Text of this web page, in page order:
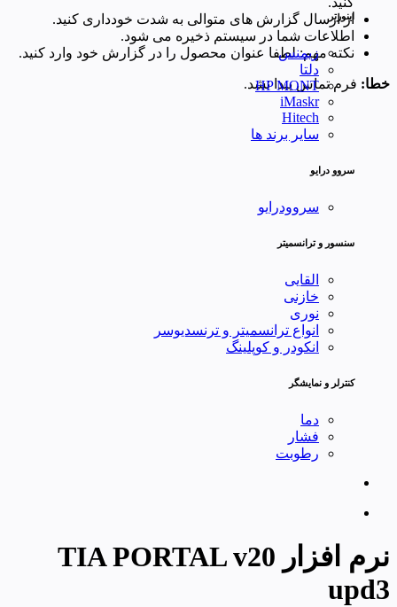
اینورتر
زیمنس
دلتا
HP MONT
iMaskr
Hitech
سایر برند ها
سروو درایو
سروودرایو
سنسور و ترانسمیتر
القایی
خازنی
نوری
انواع ترانسمیتر و ترنسدیوسر
انکودر و کوپلینگ
کنترلر و نمایشگر
دما
فشار
رطوبت
از ارسال گزارش های متوالی به شدت خودداری کنید.
اطلاعات شما در سیستم ذخیره می شود.
نکته مهم: لطفا عنوان محصول را در گزارش خود وارد کنید.
خطا: فرم تماس پیدا نشد.
نرم افزار TIA PORTAL v20
upd3